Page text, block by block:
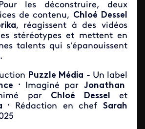
les déconstruire, deux
de contenu, Chloé Dessel
,
réagissent à des vidéos
stéréotypes et mettent en
talents qui s’épanouissent
Puzzle Média - Un label
• Imaginé par Jonathan
par Chloé Dessel et
• Rédaction en chefSarah